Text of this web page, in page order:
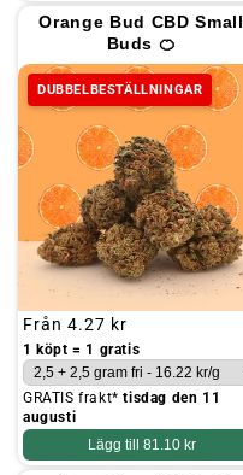
Orange Bud CBD Small
Buds 🍊
DUBBELBESTÄLLNINGAR
Ordinarie
pris
Från 4.27 kr
1 köpt = 1 gratis
GRATIS frakt*tisdag den 11
augusti
Lägg till 81.10 kr